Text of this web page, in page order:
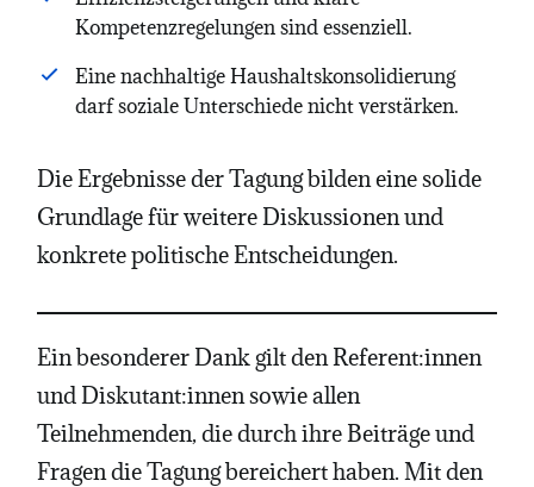
Kompetenzregelungen sind essenziell.
Eine nachhaltige Haushaltskonsolidierung
darf soziale Unterschiede nicht verstärken.
Die Ergebnisse der Tagung bilden eine solide
Grundlage für weitere Diskussionen und
konkrete politische Entscheidungen.
Ein besonderer Dank gilt den Referent:innen
und Diskutant:innen sowie allen
Teilnehmenden, die durch ihre Beiträge und
Fragen die Tagung bereichert haben. Mit den